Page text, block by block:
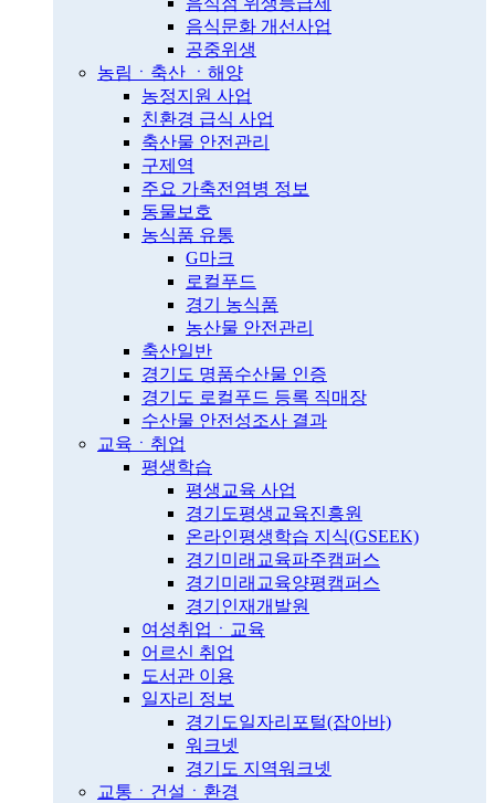
음식문화 개선사업
공중위생
농림ㆍ축산 ㆍ해양
농정지원 사업
친환경 급식 사업
축산물 안전관리
구제역
주요 가축전염병 정보
동물보호
농식품 유통
G마크
로컬푸드
경기 농식품
농산물 안전관리
축산일반
경기도 명품수산물 인증
경기도 로컬푸드 등록 직매장
수산물 안전성조사 결과
교육ㆍ취업
평생학습
평생교육 사업
경기도평생교육진흥원
온라인평생학습 지식(GSEEK)
경기미래교육파주캠퍼스
경기미래교육양평캠퍼스
경기인재개발원
여성취업ㆍ교육
어르신 취업
도서관 이용
일자리 정보
경기도일자리포털(잡아바)
워크넷
경기도 지역워크넷
교통ㆍ건설ㆍ환경